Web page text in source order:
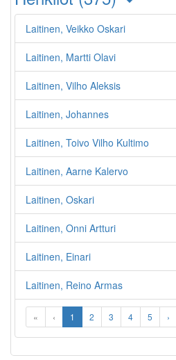
Laitinen, Veikko Oskari
Laitinen, Martti Olavi
Laitinen, Vilho Aleksis
Laitinen, Johannes
Laitinen, Toivo Vilho Kultimo
Laitinen, Aarne Kalervo
Laitinen, Oskari
Laitinen, Onni Artturi
Laitinen, Einari
Laitinen, Reino Armas
« ‹ 1 2 3 4 5 ›